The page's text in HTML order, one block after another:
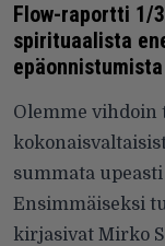
Flow-raportti 1/
spirituaalista
epäonnistumista
Olemme vihdoin
summata
Ensimmäiseksi
kirjasivat Mirko